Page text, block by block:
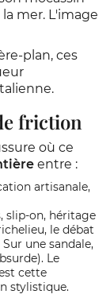
mer. L'image
plan, ces
friction
où ce
entre :
artisanale,
slip-on, héritage
le débat
une sandale,
Le
cette
stylistique.